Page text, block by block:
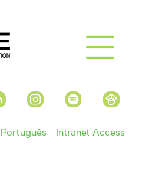
Português Intranet Access